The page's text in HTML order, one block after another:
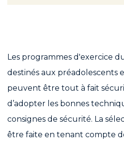
Les programmes d'exercice
destinés aux préadolescents
peuvent être tout à fait
d’adopter les bonnes
consignes de sécurité. La
être faite en tenant compte